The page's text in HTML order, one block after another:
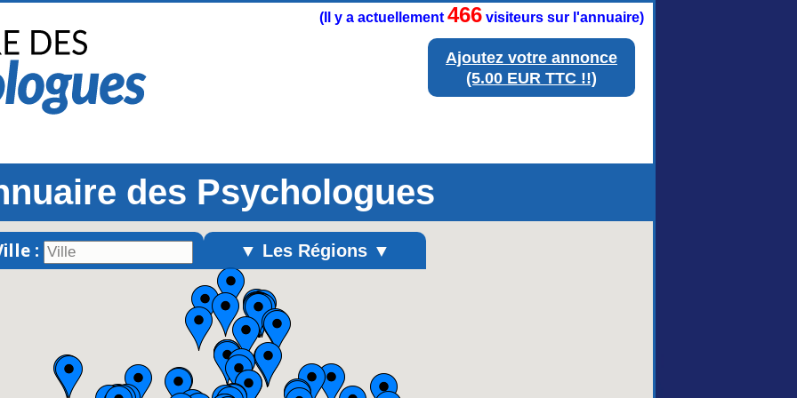
Ajoutez votre annonce
(5.00 EUR TTC !!)
(Il y a actuellement 466 visiteurs sur l'annuaire)
des Psychologues
: ▼ Les Régions ▼
Auvergne
Basse-Normandie
Bourgogne